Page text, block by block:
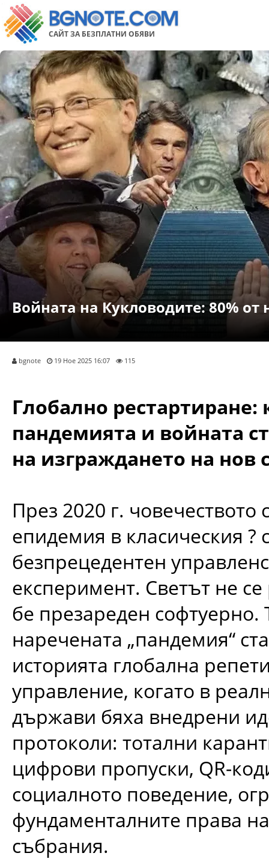
САЙТ ЗА БЕЗПЛАТНИ ОБЯВИ
Войната на Кукловодите: 80% от
bgnote 19 Ное 2025 16:07 115
Глобално рестартиране:
пандемията и войната
на изграждането на нов
През 2020 г. човечеството
епидемия в класическия ?
безпрецедентен
експеримент. Светът не се
бе презареден софтуерно.
наречената „пандемия“
историята глобална
управление, когато в
държави бяха внедрени
протоколи: тотални
цифрови пропуски, QR-
социалното поведение,
фундаменталните права
събрания.